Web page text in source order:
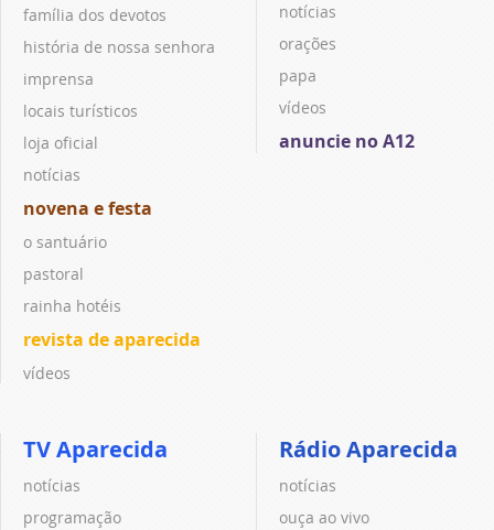
família dos devotos
história de nossa senhora
imprensa
locais turísticos
loja oficial
notícias
novena e festa
o santuário
pastoral
rainha hotéis
revista de aparecida
vídeos
notícias
orações
papa
vídeos
anuncie no A12
TV Aparecida
notícias
programação
Rádio Aparecida
notícias
ouça ao vivo